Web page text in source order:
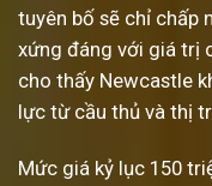
tuyên bố sẽ chỉ chấp
xứng đáng với giá trị
cho thấy Newcastle
lực từ cầu thủ và thị
Mức giá kỷ lục 150